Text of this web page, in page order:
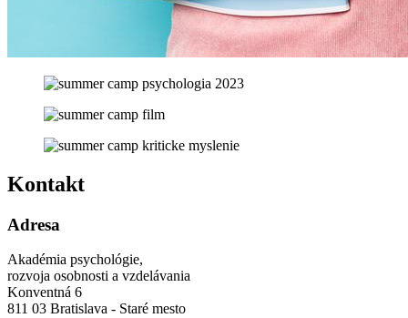
Kontakt
Adresa
Akadémia psychológie,
rozvoja osobnosti a vzdelávania
Konventná 6
811 03 Bratislava - Staré mesto